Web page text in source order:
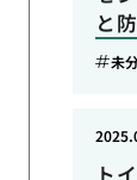
と
未
ト